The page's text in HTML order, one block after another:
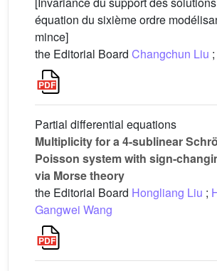
équation du sixième ordre
mince]
the Editorial Board Changchun Liu ;
Partial differential equations
Multiplicity for a 4-sublinear
Poisson system with sign-
via Morse theory
the Editorial Board Hongliang Liu ;
Gangwei Wang